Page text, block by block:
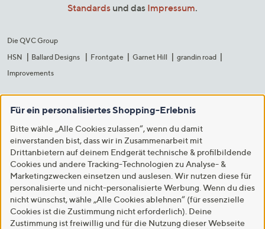
Standards und das Impressum.
Die QVC Group
HSN
Ballard Designs Frontgate Garnet Hill
grandin road
Improvements
Für ein personalisiertes Shopping-Erlebnis
Bitte wähle „Alle Cookies zulassen“, wenn du damit
einverstanden bist, dass wir in Zusammenarbeit mit
Drittanbietern auf deinem Endgerät technische & profilbildende
Cookies und andere Tracking-Technologien zu Analyse- &
Marketingzwecken einsetzen und auslesen. Wir nutzen diese für
personalisierte und nicht-personalisierte Werbung. Wenn du dies
nicht wünschst, wähle „Alle Cookies ablehnen“ (für essenzielle
Cookies ist die Zustimmung nicht erforderlich). Deine
Zustimmung ist freiwillig und für die Nutzung dieser Webseite